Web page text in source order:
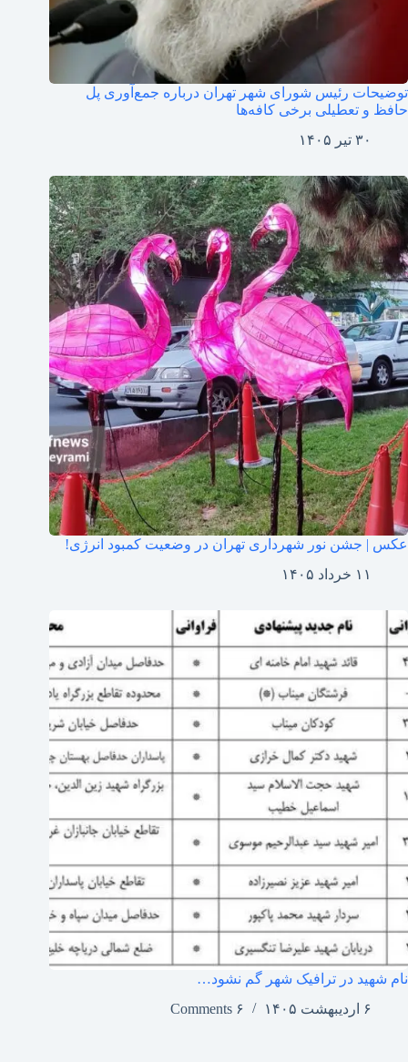
توضیحات رئیس شورای شهر تهران درباره جمع‌آوری پل
حافظ و تعطیلی برخی کافه‌ها
۳۰ تیر ۱۴۰۵
عکس | جشن نور شهرداری تهران در وضعیت کمبود انرژی!
۱۱ خرداد ۱۴۰۵
نام شهید در ترافیک شهر گم نشود…
۶ اردیبهشت ۱۴۰۵
۶ Comments